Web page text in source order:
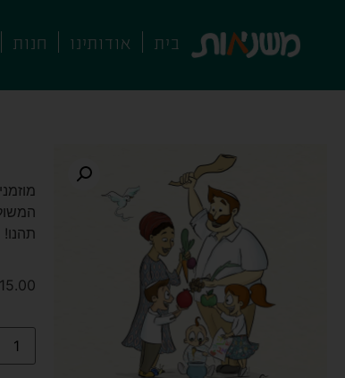
בית אודותינו חנות
תהנו!
15.00